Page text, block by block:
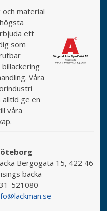
och material
ett
som
Våra
alltid ge en
våra
Bergögata 15, 422 46
backa
521080